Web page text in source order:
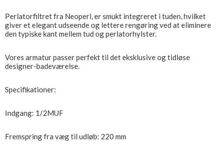
Perlatorfiltret fra Neoperl, er smukt integreret i tuden, hvilket
giver et elegant udseende og lettere rengøring ved at eliminere
den typiske kant mellem tud og perlatorhylster.
Vores armatur passer perfekt til det eksklusive og tidløse
designer-badeværelse.
Specifikationer:
Indgang: 1/2MUF
Fremspring fra væg til udløb: 220 mm